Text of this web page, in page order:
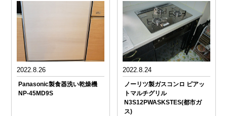
2022.8.26
Panasonic製食器洗い乾燥機
NP-45MD9S
2022.8.24
ノーリツ製ガスコンロ ピアッ
トマルチグリル
N3S12PWASKSTES(都市ガ
ス)